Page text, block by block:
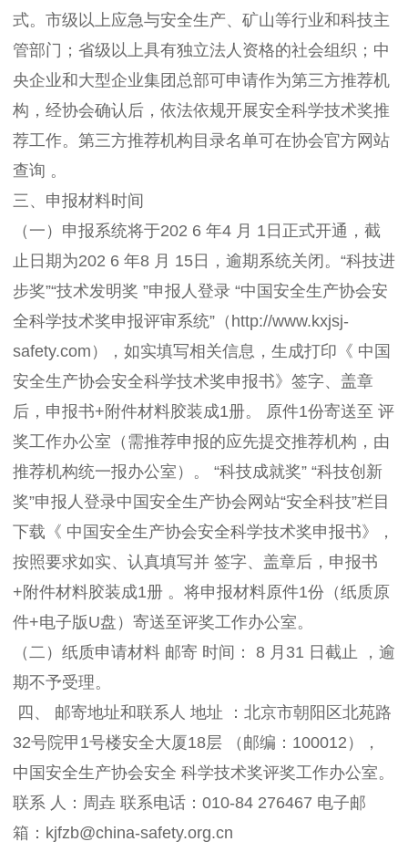
式。市级以上应急与安全生产、矿山等行业和科技主
管部门；省级以上具有独立法人资格的社会组织；中
央企业和大型企业集团总部可申请作为第三方推荐机
构，经协会确认后，依法依规开展安全科学技术奖推
荐工作。第三方推荐机构目录名单可在协会官方网站
查询 。
三、申报材料时间
（一）申报系统将于202 6 年4 月 1日正式开通，截
止日期为202 6 年8 月 15日，逾期系统关闭。“科技进
步奖”“技术发明奖 ”申报人登录 “中国安全生产协会安
全科学技术奖申报评审系统”（http://www.kxjsj-
safety.com），如实填写相关信息，生成打印《 中国
安全生产协会安全科学技术奖申报书》签字、盖章
后，申报书+附件材料胶装成1册。 原件1份寄送至 评
奖工作办公室（需推荐申报的应先提交推荐机构，由
推荐机构统一报办公室）。 “科技成就奖” “科技创新
奖”申报人登录中国安全生产协会网站“安全科技”栏目
下载《 中国安全生产协会安全科学技术奖申报书》，
按照要求如实、认真填写并 签字、盖章后，申报书
+附件材料胶装成1册 。将申报材料原件1份（纸质原
件+电子版U盘）寄送至评奖工作办公室。
（二）纸质申请材料 邮寄 时间： 8 月31 日截止 ，逾
期不予受理。
四、 邮寄地址和联系人 地址 ：北京市朝阳区北苑路
32号院甲1号楼安全大厦18层 （邮编：100012），
中国安全生产协会安全 科学技术奖评奖工作办公室。
联系 人：周垚 联系电话：010-84 276467 电子邮
箱：kjfzb@china-safety.org.cn